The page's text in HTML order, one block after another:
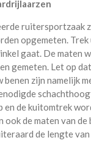
ruitersportzaak
opgemeten. Trek
gaat. De maten
gemeten. Let op
benen zijn namelijk
en de kuitomtrek
de maten van de
de lengte